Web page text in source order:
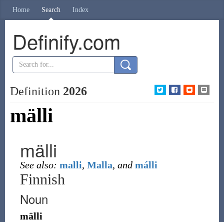
Home Search Index
Definify.com
Definition 2026
mälli
mälli
See also: malli, Malla, and málli
Finnish
Noun
mälli